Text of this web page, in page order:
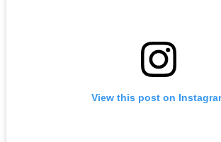
View this post on